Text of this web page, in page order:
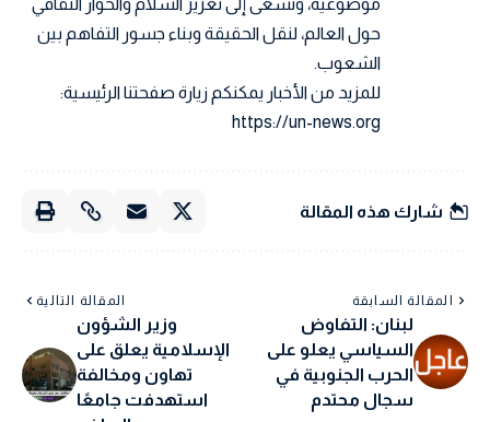
موضوعية، وتسعى إلى تعزيز السلام والحوار الثقافي
حول العالم، لنقل الحقيقة وبناء جسور التفاهم بين
الشعوب.
للمزيد من الأخبار يمكنكم زيارة صفحتنا الرئيسية:
https://un-news.org
شارك هذه المقالة
المقالة السابقة
لبنان: التفاوض
السياسي يعلو على
الحرب الجنوبية في
سجال محتدم
المقالة التالية
وزير الشؤون
الإسلامية يعلق على
تهاون ومخالفة
استهدفت جامعًا